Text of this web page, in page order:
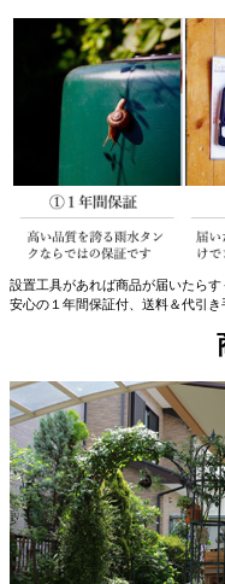
設置工具があれば商品が届いたらす
安心の１年間保証付、送料＆代引き